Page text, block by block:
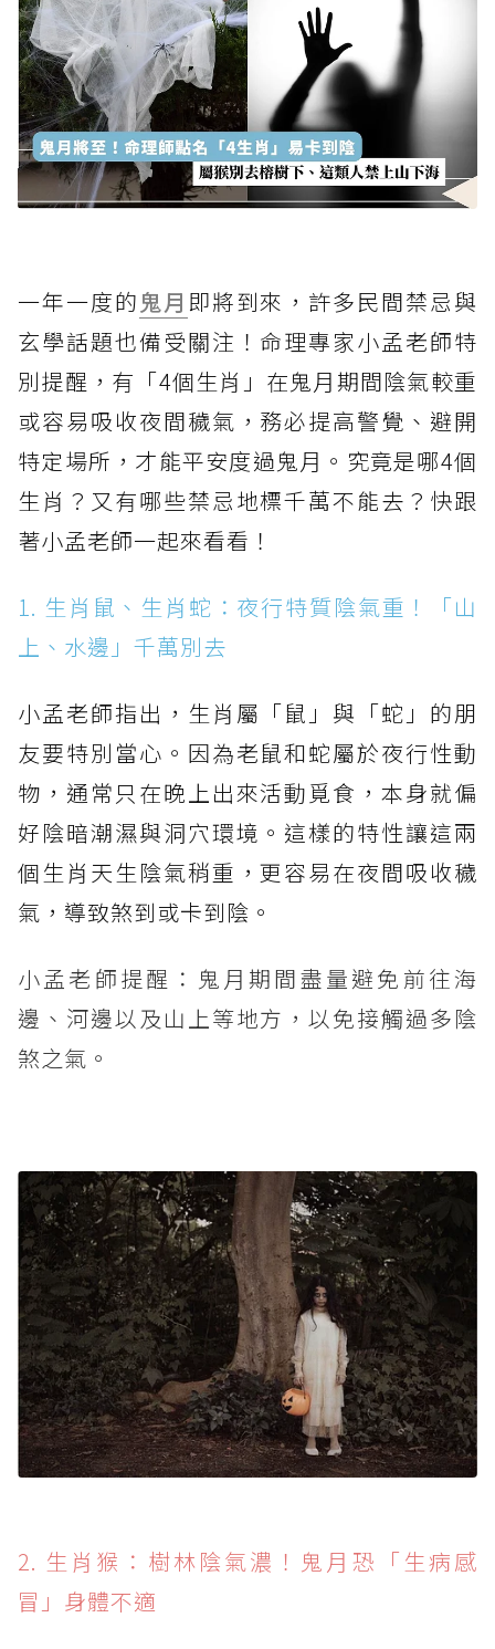
一年一度的 鬼月 即將到來，許多民間禁忌與
玄學話題也備受關注！命理專家小孟老師特
別提醒，有「4個生肖」在鬼月期間陰氣較重
或容易吸收夜間穢氣，務必提高警覺、避開
特定場所，才能平安度過鬼月。究竟是哪4個
生肖？又有哪些禁忌地標千萬不能去？快跟
著小孟老師一起來看看！
1. 生肖鼠、生肖蛇：夜行特質陰氣重！「山
上、水邊」千萬別去
小孟老師指出，生肖屬「鼠」與「蛇」的朋
友要特別當心。因為老鼠和蛇屬於夜行性動
物，通常只在晚上出來活動覓食，本身就偏
好陰暗潮濕與洞穴環境。這樣的特性讓這兩
個生肖天生陰氣稍重，更容易在夜間吸收穢
氣，導致煞到或卡到陰。
小孟老師提醒：鬼月期間盡量避免前往海
邊、河邊以及山上等地方，以免接觸過多陰
煞之氣。
2. 生肖猴：樹林陰氣濃！鬼月恐「生病感
冒」身體不適